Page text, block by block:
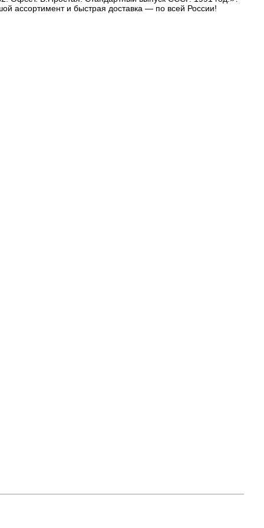
ассортимент и быстрая доставка — по всей России!